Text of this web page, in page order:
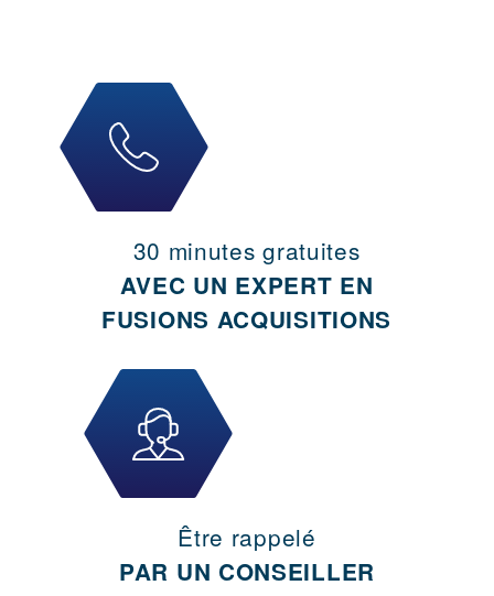
30 minutes gratuites
AVEC UN EXPERT EN
FUSIONS ACQUISITIONS
Être rappelé
PAR UN CONSEILLER